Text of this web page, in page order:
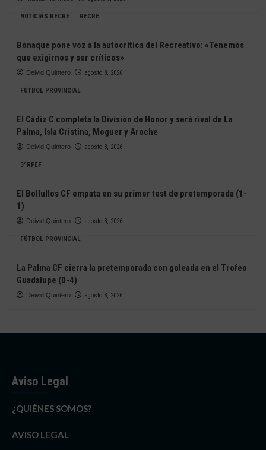
NOTICIAS RECRE RECRE
Bonaque pone voz a la autocrítica del Recreativo: «Tenemos
que exigirnos y ser críticos»
Deivid Quintero agosto 8, 2026
FÚTBOL PROVINCIAL
El Cádiz C completa la División de Honor y será rival de La
Palma, Isla Cristina, Moguer y Aroche
Deivid Quintero agosto 8, 2026
3ªRFEF
El Bollullos CF empata en su primer test de pretemporada (1-
1)
Deivid Quintero agosto 8, 2026
FÚTBOL PROVINCIAL
La Palma CF cierra la pretemporada con goleada en el Trofeo
Guadalupe (0-4)
Deivid Quintero agosto 8, 2026
Aviso Legal
¿QUIÉNES SOMOS?
AVISO LEGAL